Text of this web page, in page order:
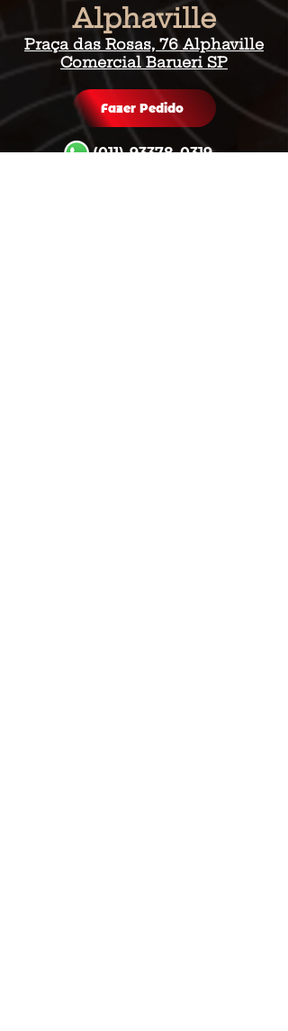
Alphaville
Praça das Rosas, 76 Alphaville
Comercial Barueri SP
Fazer Pedido
(011) 93378-0319